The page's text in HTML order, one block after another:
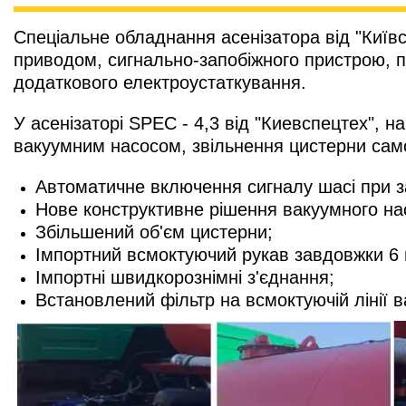
Спеціальне обладнання асенізатора від
приводом, сигнально-запобіжного
додаткового електроустаткування.
У асенізаторі SPEC - 4,3 від "Киевспецтех",
вакуумним насосом, звільнення цистерни
Автоматичне включення сигналу шасі при
Нове конструктивне рішення вакуумного
Збільшений об'єм цистерни;
Імпортний всмоктуючий рукав завдовжки
Імпортні швидкорознімні з'єднання;
Встановлений фільтр на всмоктуючій лінії